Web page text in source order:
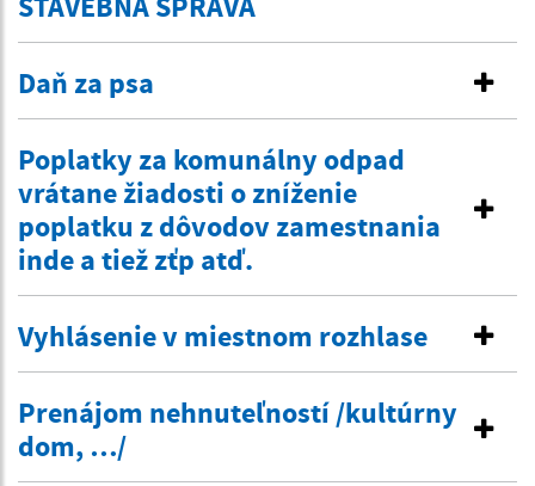
Daň za psa
Poplatky za komunálny odpad
vrátane žiadosti o zníženie
poplatku z dôvodov zamestnania
inde a tiež zťp atď.
Vyhlásenie v miestnom rozhlase
Prenájom nehnuteľností /kultúrny
dom, …/